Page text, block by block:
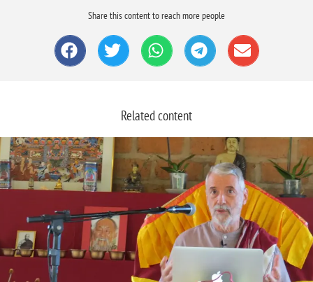
Share this content to reach more people
Related content